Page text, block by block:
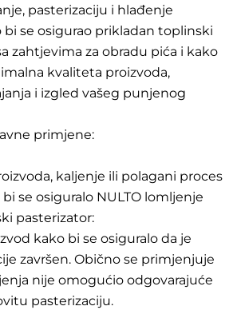
pasterizaciju i hlađenje
bi se osigurao prikladan toplinski
zahtjevima za obradu pića i kako
kvaliteta proizvoda,
i izgled vašeg punjenog
primjene:
kaljenje ili polagani proces
se osiguralo NULTO lomljenje
pasterizator:
kako bi se osiguralo da je
završen. Obično se primjenjuje
nije omogućio odgovarajuće
pasterizaciju.